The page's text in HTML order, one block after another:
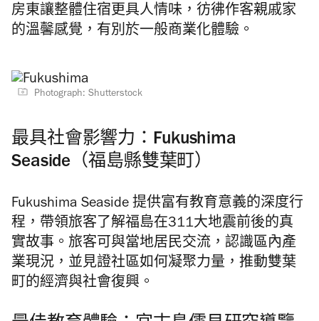
房東讓整體住宿更具人情味， 彷彿作客親戚家
的溫馨感覺 ， 有別於一般商業化體驗。
Photograph: Shutterstock
最具社會影響力：Fukushima
Seaside（福島縣雙葉町）
Fukushima Seaside 提供富有教育意義的深度行
程，帶領旅客了解福島在311大地震前後的真
實故事。旅客可與當地居民交流，認識區內產
業現況，並見證社區如何凝聚力量 ， 推動雙葉
町的經濟與社會復興。